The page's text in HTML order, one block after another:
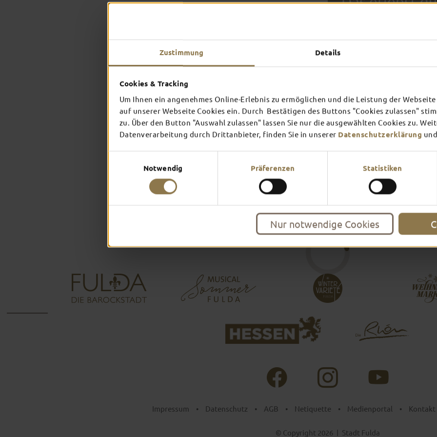
Zustimmung Details
Cookies & Tracking
Um Ihnen ein angenehmes Online-Erlebnis zu ermöglichen und die Leistung der
auf unserer Webseite Cookies ein. Durch Bestätigen des Buttons "Cookies zulassen"
zu. Über den Button "Auswahl zulassen" lassen Sie nur die ausgewählten Cookies zu.
Datenverarbeitung durch Drittanbieter, finden Sie in unserer Datenschutzerklärung
Notwendig Präferenzen Statistiken
Nur notwendige Cookies
THEATER
Mehr erfahren Mehr
FULDA AN
Inspiration ansehen
TOP-
In Fulda ist irgendwo immer
Theater – entdecke hier
Impressum • Datenschutz • AGB • Netiquette • Medienportal • Kontakt
© Copyright 2026 | Stadt Fulda